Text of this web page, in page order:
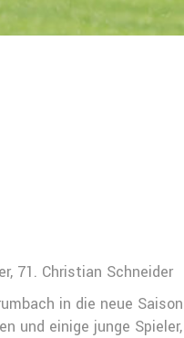
71. Christian Schneider
in die neue
und einige junge